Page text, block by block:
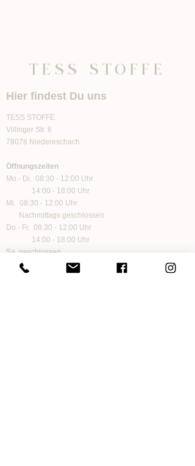
TESS STOFFE
Hier findest Du uns
TESS STOFFE
Villinger Str. 6
78078 Niedereschach
Öffnungszeiten
Mo.- Di. 08:30 - 12:00 Uhr
14:00 - 18:00 Uhr
Mi. 08:30 - 12:00 Uhr
Nachmittags geschlossen
Do.- Fr. 08:30 - 12:00 Uhr
14:00 - 18:00 Uhr
Sa. geschlossen
Folge uns auf Social Media